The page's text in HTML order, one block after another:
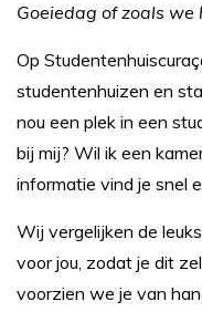
Goeiedag of zoals we
Op
studentenhuizen en
nou een plek in een
bij mij? Wil ik een
informatie vind je snel
Wij vergelijken de
voor jou, zodat je dit
voorzien we je van